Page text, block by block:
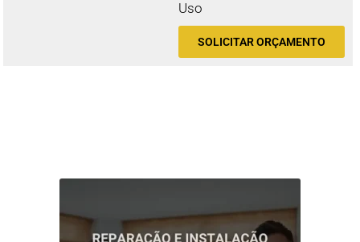
Uso
SOLICITAR ORÇAMENTO